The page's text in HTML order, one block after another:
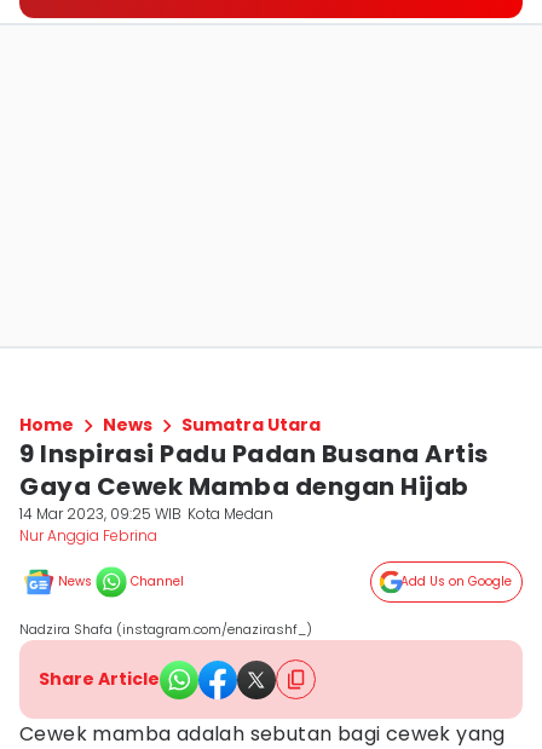
Home News Sumatra Utara
9 Inspirasi Padu Padan Busana Artis
Gaya Cewek Mamba dengan Hijab
14 Mar 2023, 09:25 WIB Kota Medan
Nur Anggia Febrina
News Channel Add Us on Google
Nadzira Shafa (instagram.com/enazirashf_)
Share Article
Cewek mamba adalah sebutan bagi cewek yang